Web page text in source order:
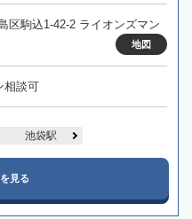
区駒込1-42-2 ライオンズマン
地図
相談可
池袋駅
見る